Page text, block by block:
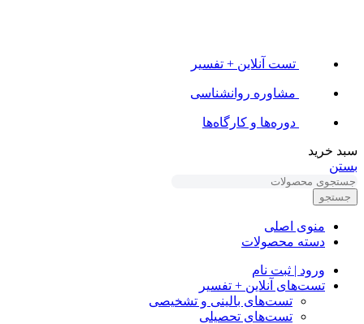
تست آنلاین + تفسیر
مشاوره روانشناسی
دوره‌ها و کارگاه‌ها
سبد خرید
بستن
جستجو
منوی اصلی
دسته محصولات
ورود | ثبت نام
تست‌های آنلاین + تفسیر
تست‌های بالینی و تشخیصی
تست‌های تحصیلی